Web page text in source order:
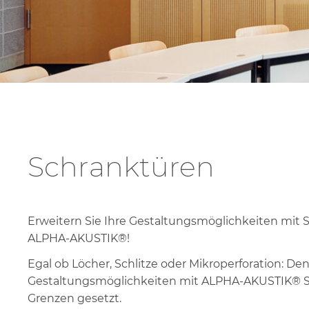
Schranktüren
Erweitern Sie Ihre Gestaltungsmöglichkeiten mit
ALPHA-AKUSTIK®!
Egal ob Löcher, Schlitze oder Mikroperforation: Den
Gestaltungsmöglichkeiten mit ALPHA-AKUSTIK®
Grenzen gesetzt.